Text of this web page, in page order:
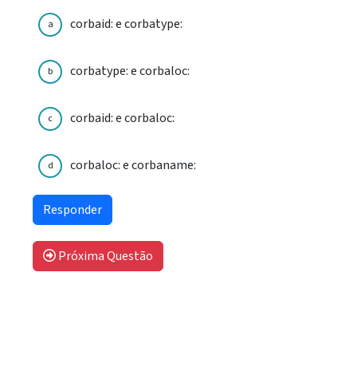
a corbaid: e corbatype:
b corbatype: e corbaloc:
c corbaid: e corbaloc:
d corbaloc: e corbaname:
Próxima Questão